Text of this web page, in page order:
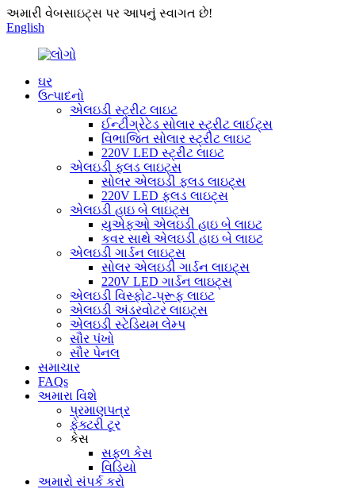
અમારી વેબસાઇટ્સ પર આપનું સ્વાગત છે!
English
ઘર
ઉત્પાદનો
એલઇડી સ્ટ્રીટ લાઇટ
ઈન્ટીગ્રેટેડ સોલાર સ્ટ્રીટ લાઈટ્સ
વિભાજિત સોલાર સ્ટ્રીટ લાઇટ
220V LED સ્ટ્રીટ લાઇટ
એલઇડી ફ્લડ લાઇટ્સ
સોલર એલઇડી ફ્લડ લાઇટ્સ
220V LED ફ્લડ લાઇટ્સ
એલઇડી હાઇ બે લાઇટ્સ
યુએફઓ એલઇડી હાઇ બે લાઇટ
કવર સાથે એલઇડી હાઇ બે લાઇટ
એલઇડી ગાર્ડન લાઇટ્સ
સોલર એલઇડી ગાર્ડન લાઇટ્સ
220V LED ગાર્ડન લાઇટ્સ
એલઇડી વિસ્ફોટ-પ્રૂફ લાઇટ
એલઇડી અંડરવોટર લાઇટ્સ
એલઇડી સ્ટેડિયમ લેમ્પ
સૌર પંખો
સૌર પેનલ
સમાચાર
FAQs
અમારા વિશે
પ્રમાણપત્ર
ફેક્ટરી ટૂર
કેસ
સફળ કેસ
વિડિયો
અમારો સંપર્ક કરો